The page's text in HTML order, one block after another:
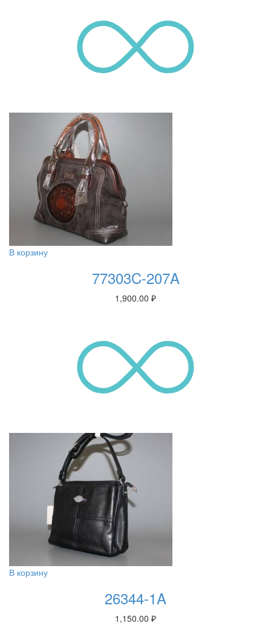
В корзину
77303C-207A
1,900.00 ₽
В корзину
26344-1A
1,150.00 ₽